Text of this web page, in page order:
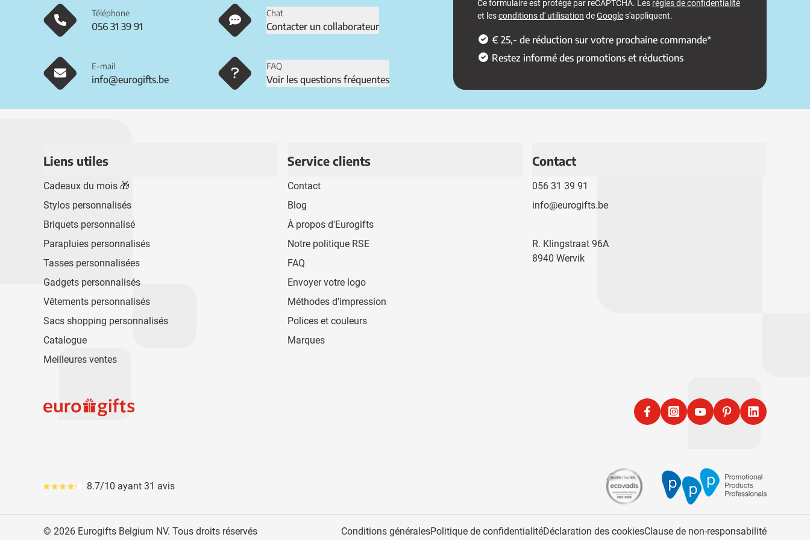
Téléphone
056 31 39 91
Chat
Contacter un collaborateur
E-mail
info@eurogifts.be
FAQ
Voir les questions fréquentes
Ce formulaire est protégé par reCAPTCHA. Les règles de confidentialité
et lesconditions d' utilisation deGoogles'appliquent.
€ 25,- de réduction sur votre prochaine commande*
Restez informé des promotions et réductions
Liens utiles
Cadeaux du mois 🎁
Stylos personnalisés
Briquets personnalisé
Parapluies personnalisés
Tasses personnalisées
Gadgets personnalisés
Vêtements personnalisés
Sacs shopping personnalisés
Catalogue
Meilleures ventes
Service clients
Contact
Blog
À propos d'Eurogifts
Notre politique RSE
FAQ
Envoyer votre logo
Méthodes d'impression
Polices et couleurs
Marques
Contact
056 31 39 91
info@eurogifts.be
R. Klingstraat 96A
8940 Wervik
FacebookInstagramYouTubePinterestLinkedIn
Le pourcentage moyen d'avis est de 87
8.7/10 ayant 31 avis
© 2026 Eurogifts Belgium NV. Tous droits réservés Conditions généralesPolitique de confidentialitéDéclaration des cookiesClause de non-responsabilité